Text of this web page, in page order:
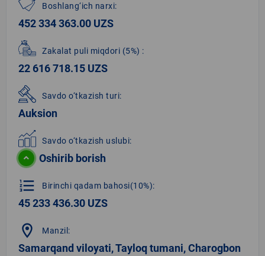
Boshlang‘ich narxi:
452 334 363.00 UZS
Zakalat puli miqdori (5%) :
22 616 718.15 UZS
Savdo o‘tkazish turi:
Auksion
Savdo o‘tkazish uslubi:
Oshirib borish
format_list_numbered Birinchi qadam bahosi(10%):
45 233 436.30 UZS
location_on Manzil:
Samarqand viloyati, Tayloq tumani, Charogbon